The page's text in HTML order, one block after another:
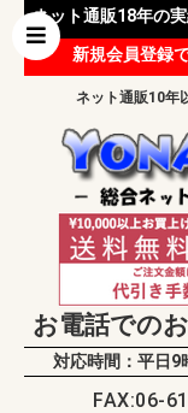
ネット通販18年の
ーブル等 様
新規会員登録
ネット通販10年
お電話での
対応時間：平日
FAX:06-